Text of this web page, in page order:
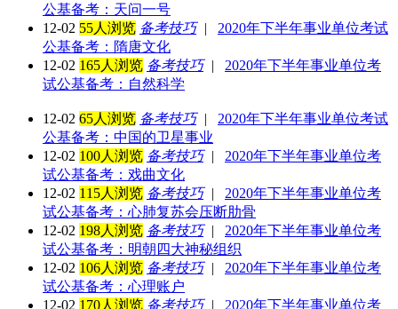
公基备考：天问一号
12-02 55人浏览 备考技巧|
2020年下半年事业单位考试
公基备考：隋唐文化
12-02 165人浏览 备考技巧|
2020年下半年事业单位考
试公基备考：自然科学
12-02 65人浏览 备考技巧|
2020年下半年事业单位考试
公基备考：中国的卫星事业
12-02 100人浏览 备考技巧|
2020年下半年事业单位考
试公基备考：戏曲文化
12-02 115人浏览 备考技巧|
2020年下半年事业单位考
试公基备考：心肺复苏会压断肋骨
12-02 198人浏览 备考技巧|
2020年下半年事业单位考
试公基备考：明朝四大神秘组织
12-02 106人浏览 备考技巧|
2020年下半年事业单位考
试公基备考：心理账户
12-02 170人浏览 备考技巧|
2020年下半年事业单位考